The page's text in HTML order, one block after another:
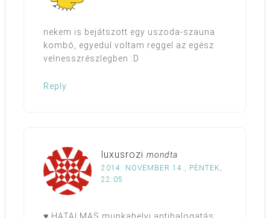
nekem is bejátszott egy uszoda-szauna
kombó, egyedül voltam reggel az egész
velnesszrészlegben :D
Reply
luxusrozi mondta
2014. NOVEMBER 14., PÉNTEK,
22:05
♥ HATALMAS munkahelyi antihalogatás: